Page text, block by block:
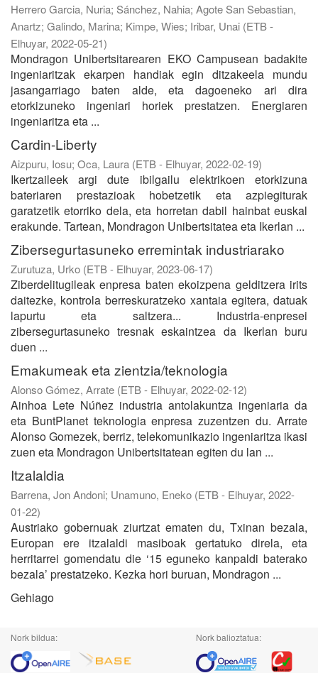
Herrero Garcia, Nuria; Sánchez, Nahia; Agote San Sebastian,
Anartz; Galindo, Marina; Kimpe, Wies; Iribar, Unai (ETB -
Elhuyar, 2022-05-21)
Mondragon Unibertsitarearen EKO Campusean badakite
ingeniaritzak ekarpen handiak egin ditzakeela mundu
jasangarriago baten alde, eta dagoeneko ari dira
etorkizuneko ingeniari horiek prestatzen. Energiaren
ingeniaritza eta ...
Cardin-Liberty
Aizpuru, Iosu; Oca, Laura (ETB - Elhuyar, 2022-02-19)
Ikertzaileek argi dute ibilgailu elektrikoen etorkizuna
bateriaren prestazioak hobetzetik eta azpiegiturak
garatzetik etorriko dela, eta horretan dabil hainbat euskal
erakunde. Tartean, Mondragon Unibertsitatea eta Ikerlan ...
Zibersegurtasuneko erremintak industriarako
Zurutuza, Urko (ETB - Elhuyar, 2023-06-17)
Ziberdelitugileak enpresa baten ekoizpena gelditzera irits
daitezke, kontrola berreskuratzeko xantaia egitera, datuak
lapurtu eta saltzera... Industria-enpresei
zibersegurtasuneko tresnak eskaintzea da Ikerlan buru
duen ...
Emakumeak eta zientzia/teknologia
Alonso Gómez, Arrate (ETB - Elhuyar, 2022-02-12)
Ainhoa Lete Núñez industria antolakuntza ingeniaria da
eta BuntPlanet teknologia enpresa zuzentzen du. Arrate
Alonso Gomezek, berriz, telekomunikazio ingeniaritza ikasi
zuen eta Mondragon Unibertsitatean egiten du lan ...
Itzalaldia
Barrena, Jon Andoni; Unamuno, Eneko (ETB - Elhuyar, 2022-
01-22)
Austriako gobernuak ziurtzat ematen du, Txinan bezala,
Europan ere itzalaldi masiboak gertatuko direla, eta
herritarrei gomendatu die ‘15 eguneko kanpaldi baterako
bezala’ prestatzeko. Kezka hori buruan, Mondragon ...
Gehiago
Nork bildua: Nork balioztatua: